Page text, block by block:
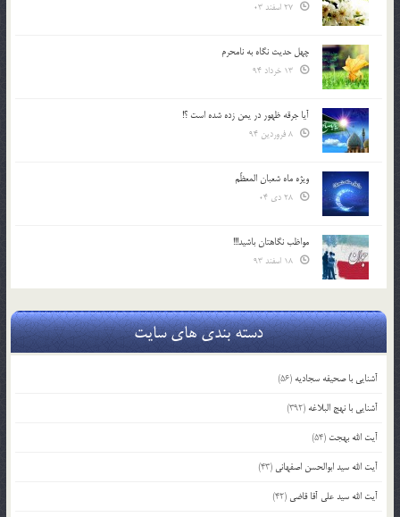
چهل حدیث نگاه به نامحرم
آیا جرقه ظهور در یمن زده شده است ؟!
ویژه ماه شعبان المعظّم
مواظب نگاهتان باشید!!!
دسته بندی های سایت
آشنایی با صحیفه سجادیه (56)
آشنایی با نهج البلاغه (392)
آیت الله بهجت (54)
آیت الله سید ابوالحسن اصفهانی (43)
آیت الله سید علی آقا قاضی (42)